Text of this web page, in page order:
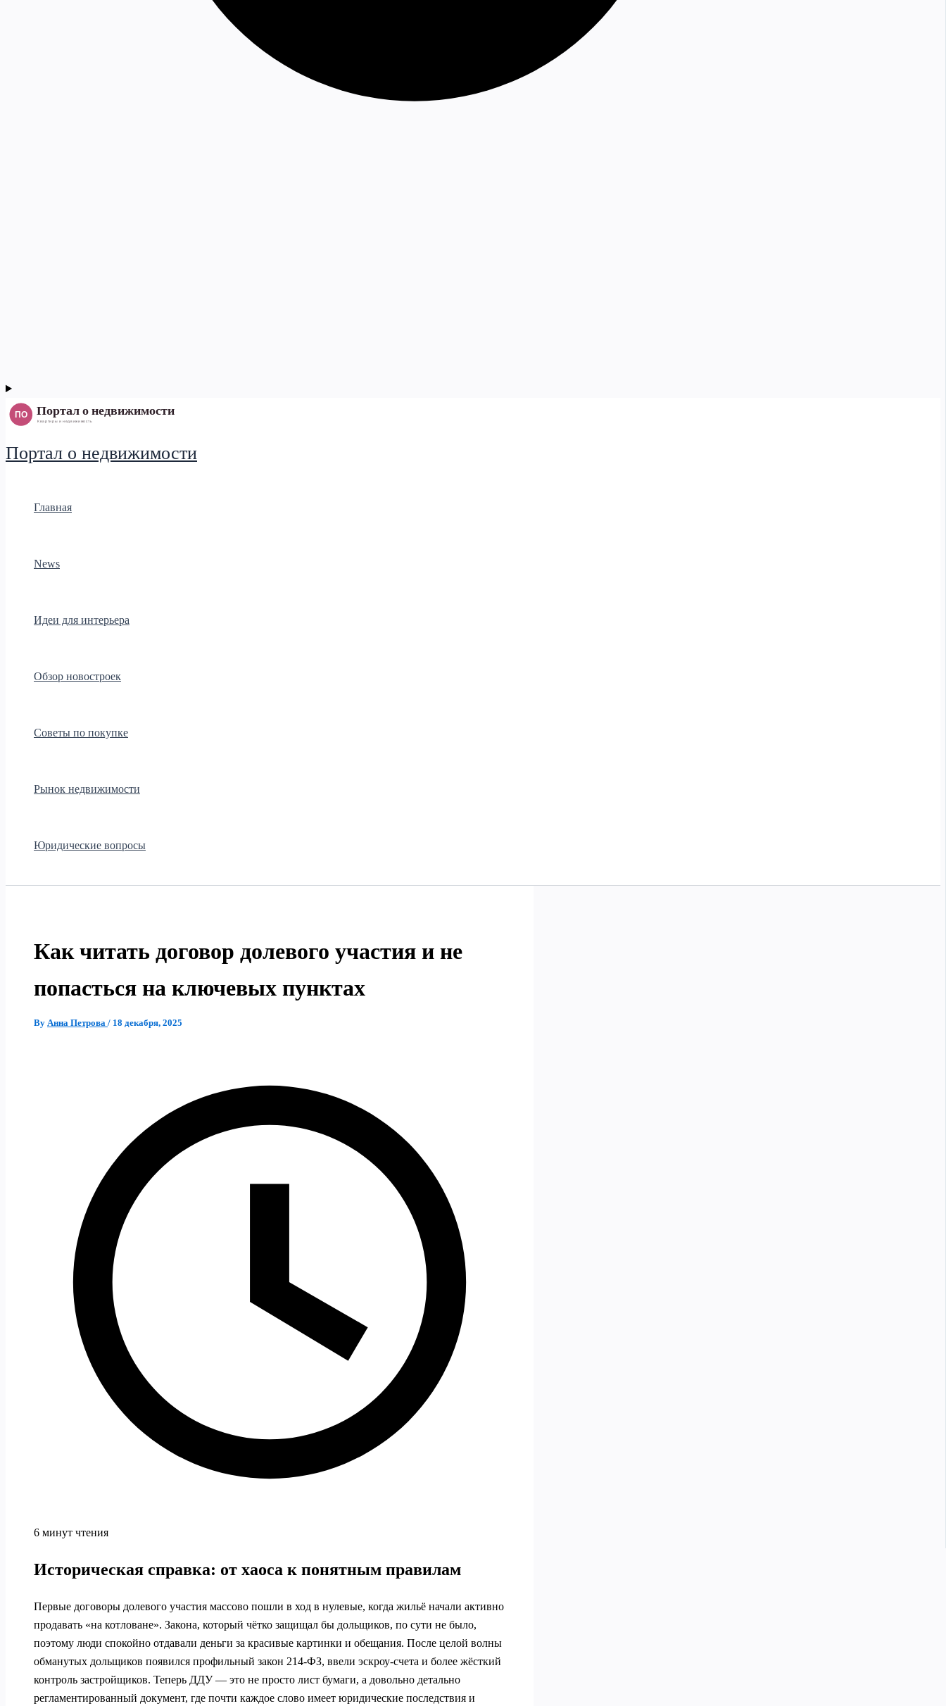
Портал о недвижимости
Главная
News
Идеи для интерьера
Обзор новостроек
Советы по покупке
Рынок недвижимости
Юридические вопросы
Как читать договор долевого участия и не
попасться на ключевых пунктах
By Анна Петрова / 18 декабря, 2025
6 минут чтения
Историческая справка: от хаоса к понятным правилам
Первые договоры долевого участия массово пошли в ход в нулевые, когда жильё начали активно
продавать «на котловане». Закона, который чётко защищал бы дольщиков, по сути не было,
поэтому люди спокойно отдавали деньги за красивые картинки и обещания. После целой волны
обманутых дольщиков появился профильный закон 214‑ФЗ, ввели эскроу‑счета и более жёсткий
контроль застройщиков. Теперь ДДУ — это не просто лист бумаги, а довольно детально
регламентированный документ, где почти каждое слово имеет юридические последствия и